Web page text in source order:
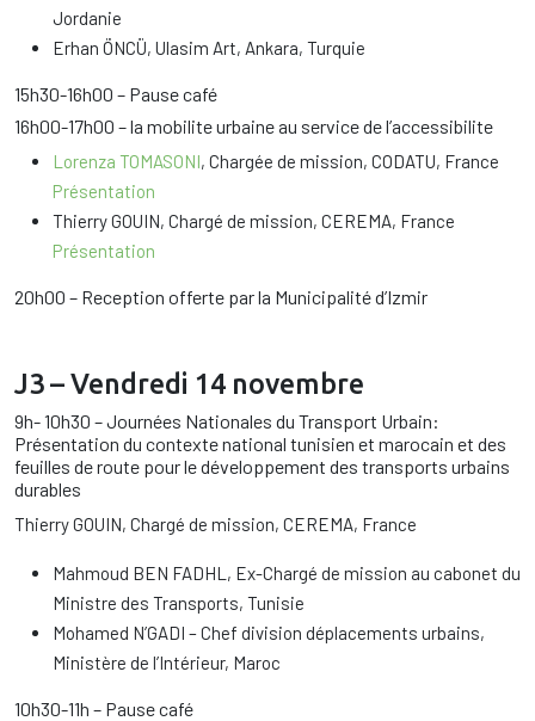
Jordanie
Erhan ÖNCÜ, Ulasim Art, Ankara, Turquie
15h30-16h00 – Pause café
16h00-17h00 – la mobilite urbaine au service de l’accessibilite
Lorenza TOMASONI, Chargée de mission, CODATU, France
Présentation
Thierry GOUIN, Chargé de mission, CEREMA, France
Présentation
20h00 – Reception offerte par la Municipalité d’Izmir
J3 – Vendredi 14 novembre
9h- 10h30 – Journées Nationales du Transport Urbain:
Présentation du contexte national tunisien et marocain et des
feuilles de route pour le développement des transports urbains
durables
Thierry GOUIN, Chargé de mission, CEREMA, France
Mahmoud BEN FADHL, Ex-Chargé de mission au cabonet du
Ministre des Transports, Tunisie
Mohamed N’GADI – Chef division déplacements urbains,
Ministère de l’Intérieur, Maroc
10h30-11h – Pause café